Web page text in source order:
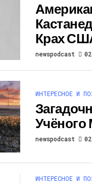
Крах
newspodcast
ИНТЕРЕСНОЕ И
newspodcast
ИНТЕРЕСНОЕ И